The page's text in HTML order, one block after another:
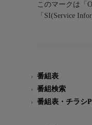
このマークは「
「SI(Service
番組表
番組検索
番組表・チラシ